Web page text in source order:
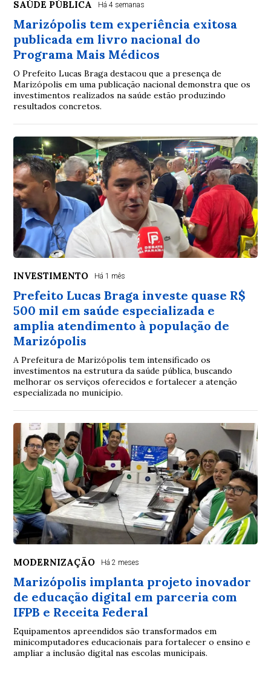
SAÚDE PÚBLICA Há 4 semanas
Marizópolis tem experiência exitosa
publicada em livro nacional do
Programa Mais Médicos
O Prefeito Lucas Braga destacou que a presença de
Marizópolis em uma publicação nacional demonstra que os
investimentos realizados na saúde estão produzindo
resultados concretos.
INVESTIMENTO Há 1 mês
Prefeito Lucas Braga investe quase R$
500 mil em saúde especializada e
amplia atendimento à população de
Marizópolis
A Prefeitura de Marizópolis tem intensificado os
investimentos na estrutura da saúde pública, buscando
melhorar os serviços oferecidos e fortalecer a atenção
especializada no município.
MODERNIZAÇÃO Há 2 meses
Marizópolis implanta projeto inovador
de educação digital em parceria com
IFPB e Receita Federal
Equipamentos apreendidos são transformados em
minicomputadores educacionais para fortalecer o ensino e
ampliar a inclusão digital nas escolas municipais.